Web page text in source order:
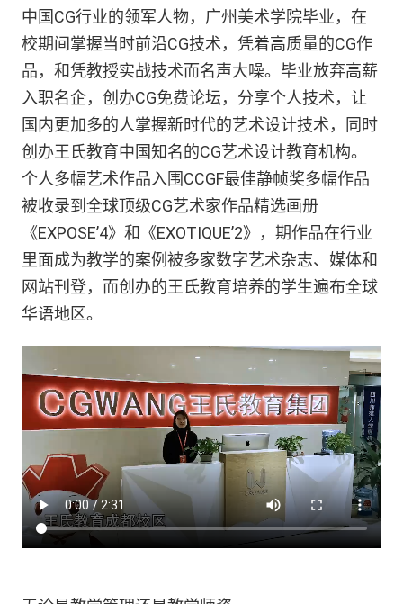
中国CG行业的领军人物，广州美术学院毕业，在
校期间掌握当时前沿CG技术，凭着高质量的CG作
品，和凭教授实战技术而名声大噪。毕业放弃高薪
入职名企，创办CG免费论坛，分享个人技术，让
国内更加多的人掌握新时代的艺术设计技术，同时
创办王氏教育中国知名的CG艺术设计教育机构。
个人多幅艺术作品入围CCGF最佳静帧奖多幅作品
被收录到全球顶级CG艺术家作品精选画册
《EXPOSE’4》和《EXOTIQUE’2》，期作品在行业
里面成为教学的案例被多家数字艺术杂志、媒体和
网站刊登，而创办的王氏教育培养的学生遍布全球
华语地区。